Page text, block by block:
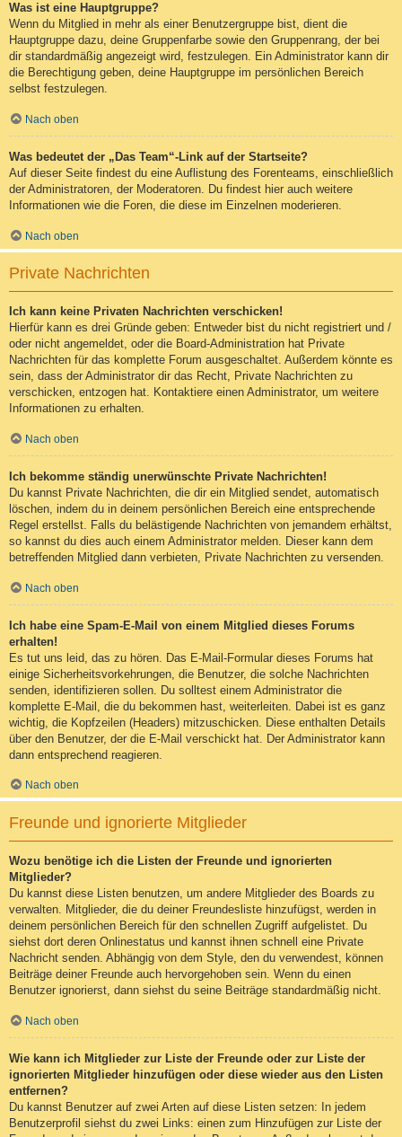
Was ist eine Hauptgruppe?
Wenn du Mitglied in mehr als einer Benutzergruppe bist, dient die
Hauptgruppe dazu, deine Gruppenfarbe sowie den Gruppenrang, der bei
dir standardmäßig angezeigt wird, festzulegen. Ein Administrator kann dir
die Berechtigung geben, deine Hauptgruppe im persönlichen Bereich
selbst festzulegen.
Nach oben
Was bedeutet der „Das Team“-Link auf der Startseite?
Auf dieser Seite findest du eine Auflistung des Forenteams, einschließlich
der Administratoren, der Moderatoren. Du findest hier auch weitere
Informationen wie die Foren, die diese im Einzelnen moderieren.
Nach oben
Private Nachrichten
Ich kann keine Privaten Nachrichten verschicken!
Hierfür kann es drei Gründe geben: Entweder bist du nicht registriert und /
oder nicht angemeldet, oder die Board-Administration hat Private
Nachrichten für das komplette Forum ausgeschaltet. Außerdem könnte es
sein, dass der Administrator dir das Recht, Private Nachrichten zu
verschicken, entzogen hat. Kontaktiere einen Administrator, um weitere
Informationen zu erhalten.
Nach oben
Ich bekomme ständig unerwünschte Private Nachrichten!
Du kannst Private Nachrichten, die dir ein Mitglied sendet, automatisch
löschen, indem du in deinem persönlichen Bereich eine entsprechende
Regel erstellst. Falls du belästigende Nachrichten von jemandem erhältst,
so kannst du dies auch einem Administrator melden. Dieser kann dem
betreffenden Mitglied dann verbieten, Private Nachrichten zu versenden.
Nach oben
Ich habe eine Spam-E-Mail von einem Mitglied dieses Forums
erhalten!
Es tut uns leid, das zu hören. Das E-Mail-Formular dieses Forums hat
einige Sicherheitsvorkehrungen, die Benutzer, die solche Nachrichten
senden, identifizieren sollen. Du solltest einem Administrator die
komplette E-Mail, die du bekommen hast, weiterleiten. Dabei ist es ganz
wichtig, die Kopfzeilen (Headers) mitzuschicken. Diese enthalten Details
über den Benutzer, der die E-Mail verschickt hat. Der Administrator kann
dann entsprechend reagieren.
Nach oben
Freunde und ignorierte Mitglieder
Wozu benötige ich die Listen der Freunde und ignorierten
Mitglieder?
Du kannst diese Listen benutzen, um andere Mitglieder des Boards zu
verwalten. Mitglieder, die du deiner Freundesliste hinzufügst, werden in
deinem persönlichen Bereich für den schnellen Zugriff aufgelistet. Du
siehst dort deren Onlinestatus und kannst ihnen schnell eine Private
Nachricht senden. Abhängig von dem Style, den du verwendest, können
Beiträge deiner Freunde auch hervorgehoben sein. Wenn du einen
Benutzer ignorierst, dann siehst du seine Beiträge standardmäßig nicht.
Nach oben
Wie kann ich Mitglieder zur Liste der Freunde oder zur Liste der
ignorierten Mitglieder hinzufügen oder diese wieder aus den Listen
entfernen?
Du kannst Benutzer auf zwei Arten auf diese Listen setzen: In jedem
Benutzerprofil siehst du zwei Links: einen zum Hinzufügen zur Liste der